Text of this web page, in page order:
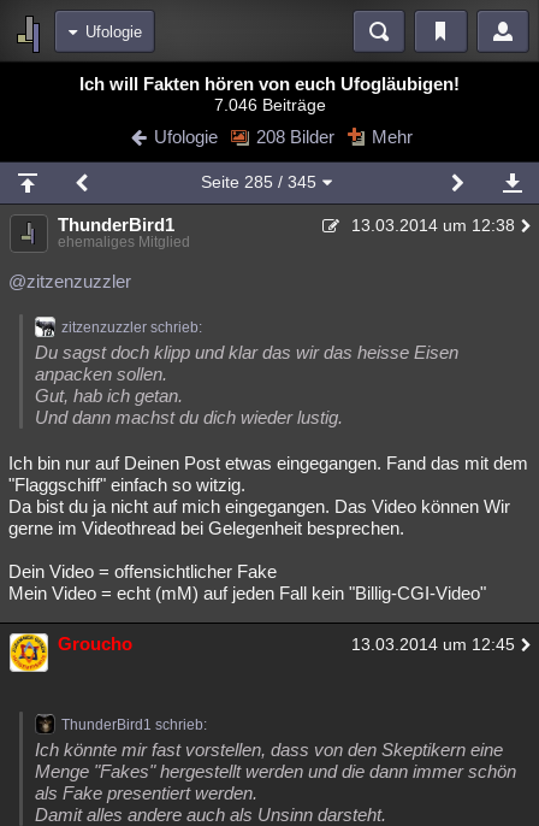
Ufologie
Blogs Videos
Chat Wiki Neuigkeiten
meine Rubriken
Menschen Wissenschaft Mystery Kriminalfälle
Spiritualität
Natur Umfragen Unterhaltung
weitere Rubriken
Philosophie Träume
Musik Clash Verbesserungen
Übersichten
Besucht Teilgenommen Alle
Ich will Fakten hören von euch Ufogläubigen!
7.046 Beiträge
Ufologie 208 Bilder Mehr
Seite 285 / 345
ThunderBird1 13.03.2014 um 12:38
ehemaliges Mitglied
@zitzenzuzzler
zitzenzuzzler schrieb:
Du sagst doch klipp und klar das wir das heisse Eisen
anpacken sollen.
Gut, hab ich getan.
Und dann machst du dich wieder lustig.
Ich bin nur auf Deinen Post etwas eingegangen. Fand das mit dem
"Flaggschiff" einfach so witzig.
Da bist du ja nicht auf mich eingegangen. Das Video können Wir
gerne im Videothread bei Gelegenheit besprechen.
Dein Video = offensichtlicher Fake
Mein Video = echt (mM) auf jeden Fall kein "Billig-CGI-Video"
Groucho 13.03.2014 um 12:45
ThunderBird1 schrieb:
Ich könnte mir fast vorstellen, dass von den Skeptikern eine
Menge "Fakes" hergestellt werden und die dann immer schön
als Fake presentiert werden.
Damit alles andere auch als Unsinn darsteht.